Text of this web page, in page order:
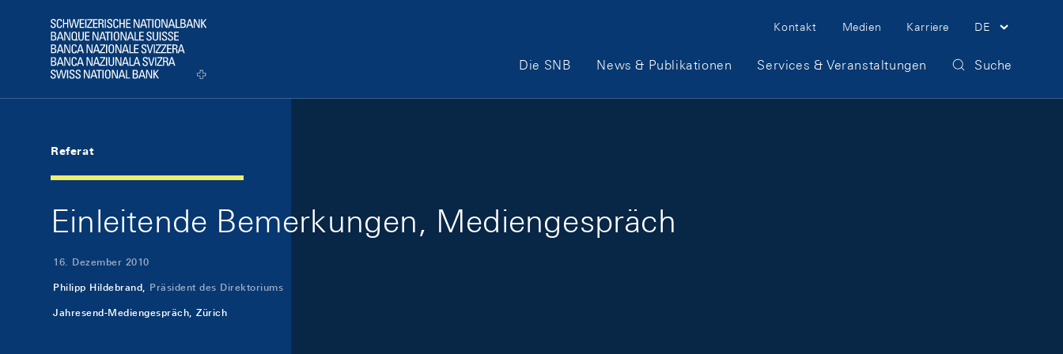
Logo
Meta Navigation
Kontakt Medien Karriere DE
Hauptnavigation
Die SNB News & Publikationen Services & Veranstaltungen Suche
Referat
Einleitende Bemerkungen, Mediengespräch
16. Dezember 2010
Philipp Hildebrand, Präsident des Direktoriums
Jahresend-Mediengespräch, Zürich